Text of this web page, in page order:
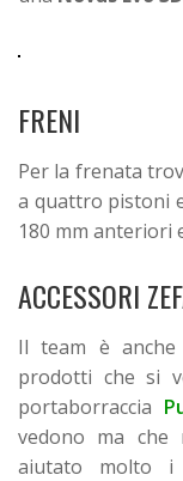
FRENI
Per la frenata
a quattro pistoni
180 mm anteriori
ACCESSORI
Il team è anche
prodotti che si
portaborraccia
vedono ma che
aiutato molto i